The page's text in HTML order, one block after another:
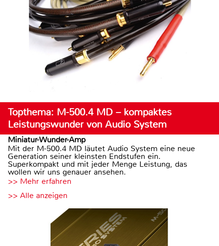
Topthema: M-500.4 MD – kompaktes
Leistungswunder von Audio System
Miniatur-Wunder-Amp
Mit der M-500.4 MD läutet Audio System eine neue
Generation seiner kleinsten Endstufen ein.
Superkompakt und mit jeder Menge Leistung, das
wollen wir uns genauer ansehen.
>> Mehr erfahren
>> Alle anzeigen